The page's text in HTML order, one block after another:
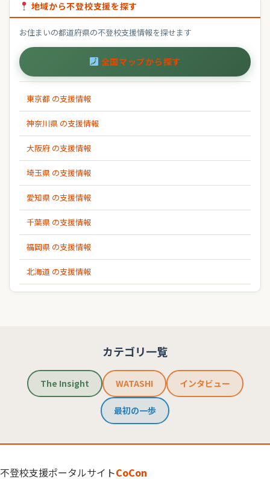
地域から不登校支援を探す
お住まいの都道府県の不登校支援情報を探せます
全国マップから探す
東京都 の支援情報
神奈川県 の支援情報
大阪府 の支援情報
埼玉県 の支援情報
愛知県 の支援情報
千葉県 の支援情報
福岡県 の支援情報
北海道 の支援情報
カテゴリ一覧
The Insight WATASHI インタビュー
最初の一歩
不登校支援ポータルサイトCoCon